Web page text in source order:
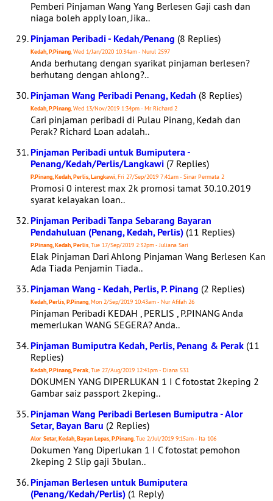
Pemberi Pinjaman Wang Yang Berlesen Gaji cash dan
niaga boleh apply loan, Jika..
Pinjaman Peribadi - Kedah/Penang (8 Replies)
Kedah, P.Pinang, Wed 1/Jan/2020 10:34am - Nurul 2597
Anda berhutang dengan syarikat pinjaman berlesen?
berhutang dengan ahlong?..
Pinjaman Wang Peribadi Penang, Kedah (8 Replies)
Kedah, P.Pinang, Wed 13/Nov/2019 1:34pm - Mr Richard 2
Cari pinjaman peribadi di Pulau Pinang, Kedah dan
Perak? Richard Loan adalah..
Pinjaman Peribadi untuk Bumiputera -
Penang/Kedah/Perlis/Langkawi (7 Replies)
P.Pinang, Kedah, Perlis, Langkawi, Fri 27/Sep/2019 7:41am - Sinar Permata 2
Promosi 0 interest max 2k promosi tamat 30.10.2019
syarat kelayakan loan..
Pinjaman Peribadi Tanpa Sebarang Bayaran
Pendahuluan (Penang, Kedah, Perlis) (11 Replies)
P.Pinang, Kedah, Perlis, Tue 17/Sep/2019 2:32pm - Juliana Sari
Elak Pinjaman Dari Ahlong Pinjaman Wang Berlesen Kan
Ada Tiada Penjamin Tiada..
Pinjaman Wang - Kedah, Perlis, P. Pinang (2 Replies)
Kedah, Perlis, P.Pinang, Mon 2/Sep/2019 10:43am - Nur Afifah 26
Pinjaman Peribadi KEDAH , PERLIS , P.PINANG Anda
memerlukan WANG SEGERA? Anda..
Pinjaman Bumiputra Kedah, Perlis, Penang & Perak (11
Replies)
Kedah, P.Pinang, Perak, Tue 27/Aug/2019 12:41pm - Diana 531
DOKUMEN YANG DIPERLUKAN 1 I C fotostat 2keping 2
Gambar saiz passport 2keping..
Pinjaman Wang Peribadi Berlesen Bumiputra - Alor
Setar, Bayan Baru (2 Replies)
Alor Setar, Kedah, Bayan Lepas, P.Pinang, Tue 2/Jul/2019 9:15am - Ita 106
Dokumen Yang Diperlukan 1 I C fotostat pemohon
2keping 2 Slip gaji 3bulan..
Pinjaman Berlesen untuk Bumiputera
(Penang/Kedah/Perlis) (1 Reply)